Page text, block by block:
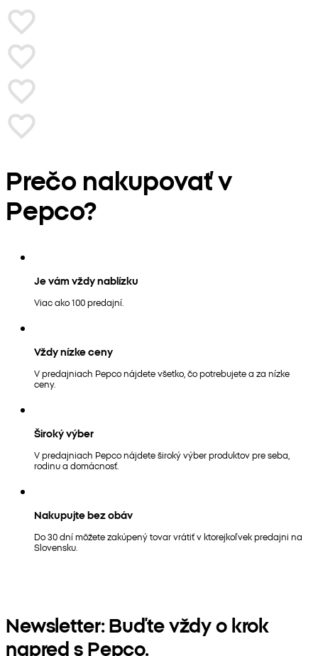
Prečo nakupovať v
Pepco?
Je vám vždy nablízku
Viac ako 100 predajní.
Vždy nízke ceny
V predajniach Pepco nájdete všetko, čo potrebujete a za nízke
ceny.
Široký výber
V predajniach Pepco nájdete široký výber produktov pre seba,
rodinu a domácnosť.
Nakupujte bez obáv
Do 30 dní môžete zakúpený tovar vrátiť v ktorejkoľvek predajni na
Slovensku.
Newsletter: Buďte vždy o krok
napred s Pepco.